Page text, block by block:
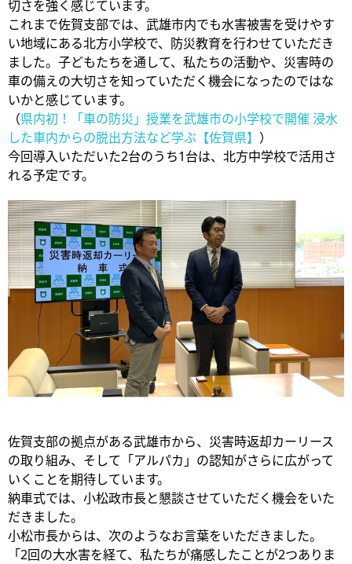
切さを強く感じています。
これまで佐賀支部では、武雄市内でも水害被害を受けやす
い地域にある北方小学校で、防災教育を行わせていただき
ました。子どもたちを通して、私たちの活動や、災害時の
車の備えの大切さを知っていただく機会になったのではな
いかと感じています。
（県内初！「車の防災」授業を武雄市の小学校で開催 浸水
した車内からの脱出方法など学ぶ【佐賀県】 ）
今回導入いただいた2台のうち1台は、北方中学校で活用さ
れる予定です。
佐賀支部の拠点がある武雄市から、災害時返却カーリース
の取り組み、そして「アルパカ」の認知がさらに広がって
いくことを期待しています。
納車式では、小松政市長と懇談させていただく機会をいた
だきました。
小松市長からは、次のようなお言葉をいただきました。
「2回の大水害を経て、私たちが痛感したことが2つありま